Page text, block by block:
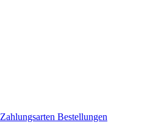
Zahlungsarten Bestellungen